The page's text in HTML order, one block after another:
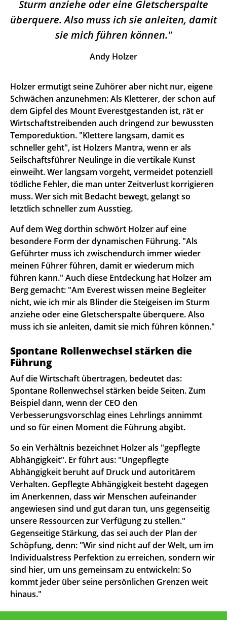
Sturm anziehe oder eine Gletscherspalte
überquere. Also muss ich sie anleiten, damit
sie mich führen können.
Andy Holzer
Holzer ermutigt seine Zuhörer aber nicht nur, eigene
Schwächen anzunehmen: Als Kletterer, der schon auf
dem Gipfel des Mount Everestgestanden ist, rät er
Wirtschaftstreibenden auch dringend zur bewussten
Temporeduktion. "Klettere langsam, damit es
schneller geht", ist Holzers Mantra, wenn er als
Seilschaftsführer Neulinge in die vertikale Kunst
einweiht. Wer langsam vorgeht, vermeidet potenziell
tödliche Fehler, die man unter Zeitverlust korrigieren
muss. Wer sich mit Bedacht bewegt, gelangt so
letztlich schneller zum Ausstieg.
Auf dem Weg dorthin schwört Holzer auf eine
besondere Form der dynamischen Führung. "Als
Geführter muss ich zwischendurch immer wieder
meinen Führer führen, damit er wiederum mich
führen kann." Auch diese Entdeckung hat Holzer am
Berg gemacht: "Am Everest wissen meine Begleiter
nicht, wie ich mir als Blinder die Steigeisen im Sturm
anziehe oder eine Gletscherspalte überquere. Also
muss ich sie anleiten, damit sie mich führen können."
Spontane Rollenwechsel stärken die
Führung
Auf die Wirtschaft übertragen, bedeutet das:
Spontane Rollenwechsel stärken beide Seiten. Zum
Beispiel dann, wenn der CEO den
Verbesserungsvorschlag eines Lehrlings annimmt
und so für einen Moment die Führung abgibt.
So ein Verhältnis bezeichnet Holzer als "gepflegte
Abhängigkeit". Er führt aus: "Ungepflegte
Abhängigkeit beruht auf Druck und autoritärem
Verhalten. Gepflegte Abhängigkeit besteht dagegen
im Anerkennen, dass wir Menschen aufeinander
angewiesen sind und gut daran tun, uns gegenseitig
unsere Ressourcen zur Verfügung zu stellen."
Gegenseitige Stärkung, das sei auch der Plan der
Schöpfung, denn: "Wir sind nicht auf der Welt, um im
Individualstress Perfektion zu erreichen, sondern wir
sind hier, um uns gemeinsam zu entwickeln: So
kommt jeder über seine persönlichen Grenzen weit
hinaus."